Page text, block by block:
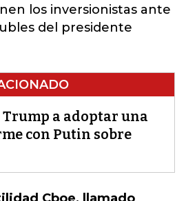
los inversionistas ante
del presidente
a adoptar una
con Putin sobre